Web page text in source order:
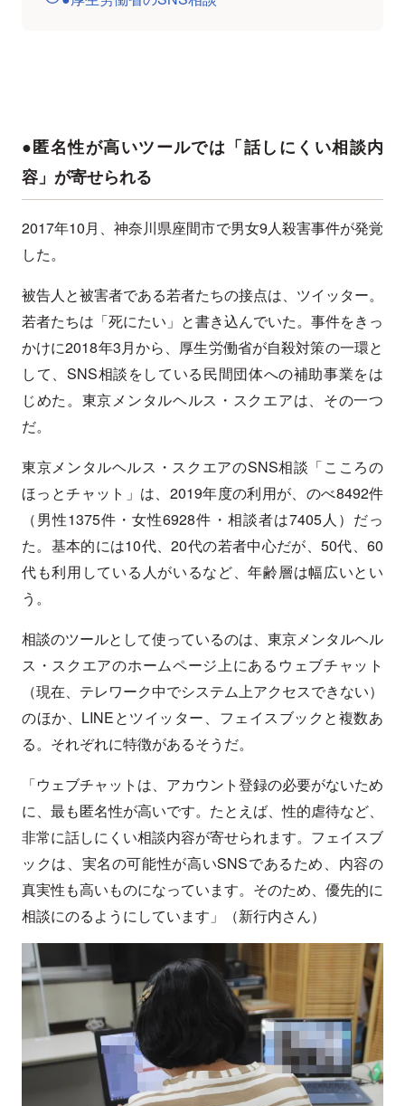
●匿名性が高いツールでは「話しにくい相談内
容」が寄せられる
2017年10月、神奈川県座間市で男女9人殺害事件が発覚
した。
被告人と被害者である若者たちの接点は、ツイッター。
若者たちは「死にたい」と書き込んでいた。事件をきっ
かけに2018年3月から、厚生労働省が自殺対策の一環と
して、SNS相談をしている民間団体への補助事業をは
じめた。東京メンタルヘルス・スクエアは、その一つ
だ。
東京メンタルヘルス・スクエアのSNS相談「こころの
ほっとチャット」は、2019年度の利用が、のべ8492件
（男性1375件・女性6928件・相談者は7405人）だっ
た。基本的には10代、20代の若者中心だが、50代、60
代も利用している人がいるなど、年齢層は幅広いとい
う。
相談のツールとして使っているのは、東京メンタルヘル
ス・スクエアのホームページ上にあるウェブチャット
（現在、テレワーク中でシステム上アクセスできない）
のほか、LINEとツイッター、フェイスブックと複数あ
る。それぞれに特徴があるそうだ。
「ウェブチャットは、アカウント登録の必要がないため
に、最も匿名性が高いです。たとえば、性的虐待など、
非常に話しにくい相談内容が寄せられます。フェイスブ
ックは、実名の可能性が高いSNSであるため、内容の
真実性も高いものになっています。そのため、優先的に
相談にのるようにしています」（新行内さん）